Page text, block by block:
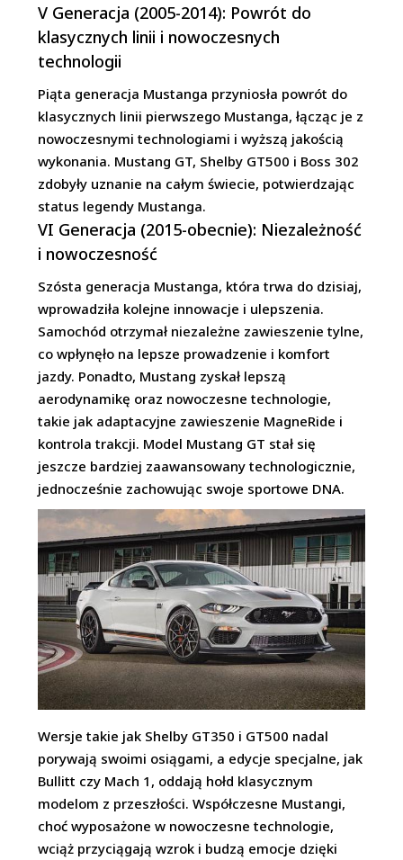
V Generacja (2005-2014): Powrót do
klasycznych linii i nowoczesnych
technologii
Piąta generacja Mustanga przyniosła powrót do
klasycznych linii pierwszego Mustanga, łącząc je z
nowoczesnymi technologiami i wyższą jakością
wykonania. Mustang GT, Shelby GT500 i Boss 302
zdobyły uznanie na całym świecie, potwierdzając
status legendy Mustanga.
VI Generacja (2015-obecnie): Niezależność
i nowoczesność
Szósta generacja Mustanga, która trwa do dzisiaj,
wprowadziła kolejne innowacje i ulepszenia.
Samochód otrzymał niezależne zawieszenie tylne,
co wpłynęło na lepsze prowadzenie i komfort
jazdy. Ponadto, Mustang zyskał lepszą
aerodynamikę oraz nowoczesne technologie,
takie jak adaptacyjne zawieszenie MagneRide i
kontrola trakcji. Model Mustang GT stał się
jeszcze bardziej zaawansowany technologicznie,
jednocześnie zachowując swoje sportowe DNA.
Wersje takie jak Shelby GT350 i GT500 nadal
porywają swoimi osiągami, a edycje specjalne, jak
Bullitt czy Mach 1, oddają hołd klasycznym
modelom z przeszłości. Współczesne Mustangi,
choć wyposażone w nowoczesne technologie,
wciąż przyciągają wzrok i budzą emocje dzięki